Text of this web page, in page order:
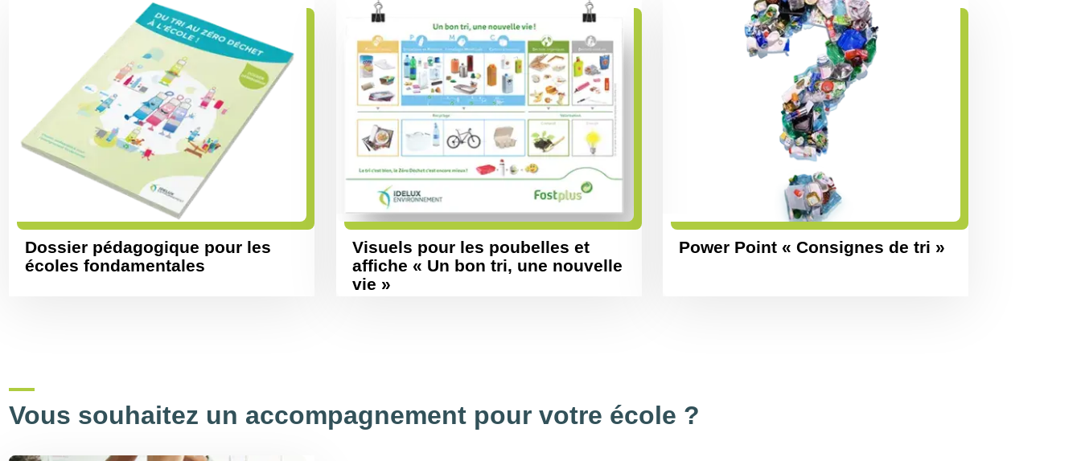
Dossier pédagogique pour les
écoles fondamentales
Visuels pour les poubelles et
affiche « Un bon tri, une nouvelle
vie »
Power Point « Consignes de tri »
Vous souhaitez un accompagnement pour votre école ?